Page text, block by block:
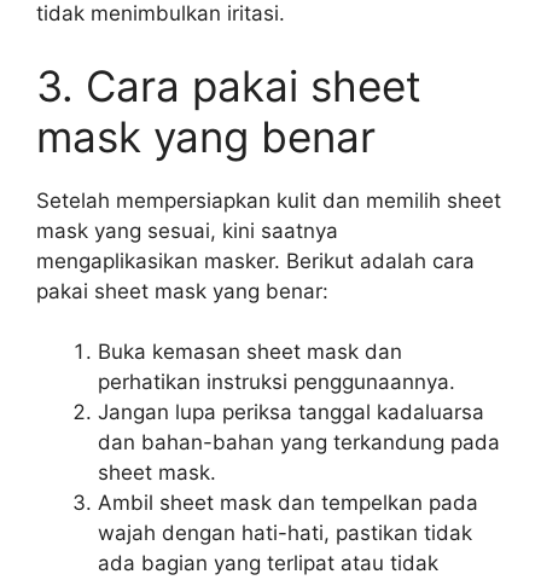
tidak menimbulkan iritasi.
3. Cara pakai sheet
mask yang benar
Setelah mempersiapkan kulit dan memilih sheet
mask yang sesuai, kini saatnya
mengaplikasikan masker. Berikut adalah cara
pakai sheet mask yang benar:
Buka kemasan sheet mask dan
perhatikan instruksi penggunaannya.
Jangan lupa periksa tanggal kadaluarsa
dan bahan-bahan yang terkandung pada
sheet mask.
Ambil sheet mask dan tempelkan pada
wajah dengan hati-hati, pastikan tidak
ada bagian yang terlipat atau tidak